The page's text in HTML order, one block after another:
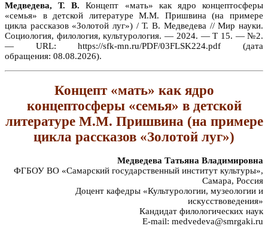
Медведева, Т. В. Концепт «мать» как ядро концептосферы
«семья» в детской литературе М.М. Пришвина (на примере
цикла рассказов «Золотой луг») / Т. В. Медведева // Мир науки.
Социология, филология, культурология. — 2024. — Т 15. — №2.
— URL: https://sfk-mn.ru/PDF/03FLSK224.pdf (дата
обращения: 08.08.2026).
Концепт «мать» как ядро
концептосферы «семья» в детской
литературе М.М. Пришвина (на примере
цикла рассказов «Золотой луг»)
Медведева Татьяна Владимировна
ФГБОУ ВО «Самарский государственный институт культуры»,
Самара, Россия
Доцент кафедры «Культурологии, музеологии и
искусствоведения»
Кандидат филологических наук
E-mail: medvedeva@smrgaki.ru